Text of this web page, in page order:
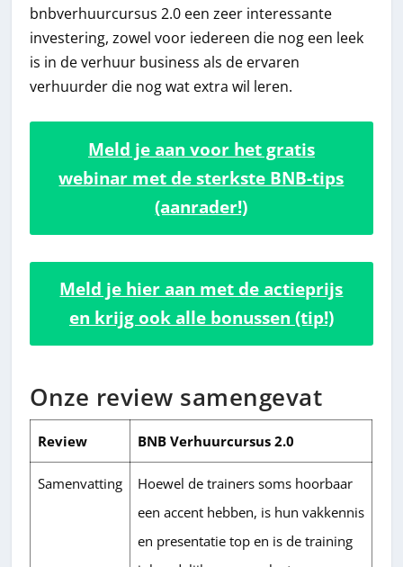
bnbverhuurcursus 2.0 een zeer interessante
investering, zowel voor iedereen die nog een leek
is in de verhuur business als de ervaren
verhuurder die nog wat extra wil leren.
Meld je aan voor het gratis
webinar met de sterkste BNB-tips
(aanrader!)
Meld je hier aan met de actieprijs
en krijg ook alle bonussen (tip!)
Onze review samengevat
Review BNB Verhuurcursus 2.0
Samenvatting
Hoewel de trainers soms hoorbaar
een accent hebben, is hun vakkennis
en presentatie top en is de training